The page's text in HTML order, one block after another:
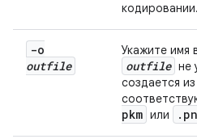
кодировании.
-o
outfile
Укажите имя
outfile не
создается
pkm или .